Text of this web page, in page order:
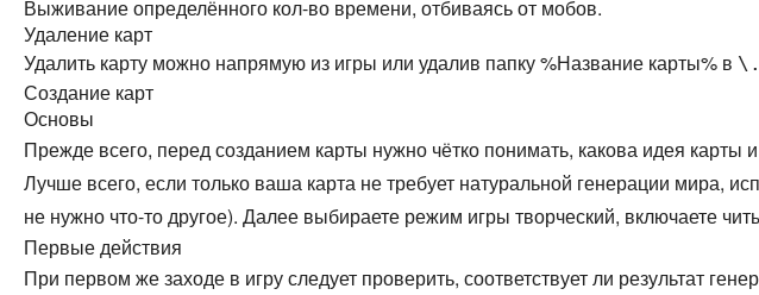
Выживание определённого кол-во времени, отбиваясь от мобов.
Удаление карт
Удалить карту можно напрямую из игры или удалив папку %Название карты% в
Создание карт
Основы
Прежде всего, перед созданием карты нужно чётко понимать, какова идея карты
Лучше всего, если только ваша карта не требует натуральной генерации мира,
не нужно что-то другое). Далее выбираете режим игры творческий, включаете
Первые действия
При первом же заходе в игру следует проверить, соответствует ли результат